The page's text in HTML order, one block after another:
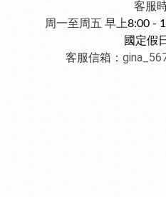
客服
周一至周五 早上8:00 -
國定假
客服信箱：